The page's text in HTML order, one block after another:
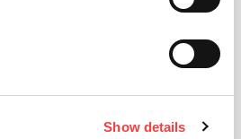
Show details